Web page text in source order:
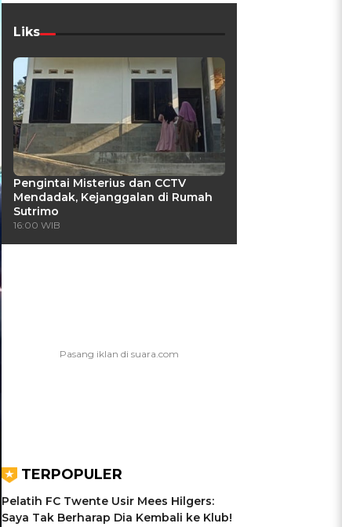
Liks
Pengintai Misterius dan CCTV
Mendadak, Kejanggalan di Rumah
Sutrimo
16:00 WIB
TERPOPULER
Pelatih FC Twente Usir Mees Hilgers:
Saya Tak Berharap Dia Kembali ke Klub!